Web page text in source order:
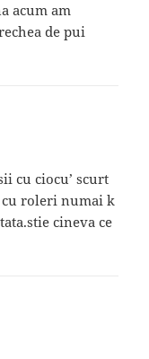
acum am
de pui
cu ciocu’ scurt
cu roleri numai k
cineva ce